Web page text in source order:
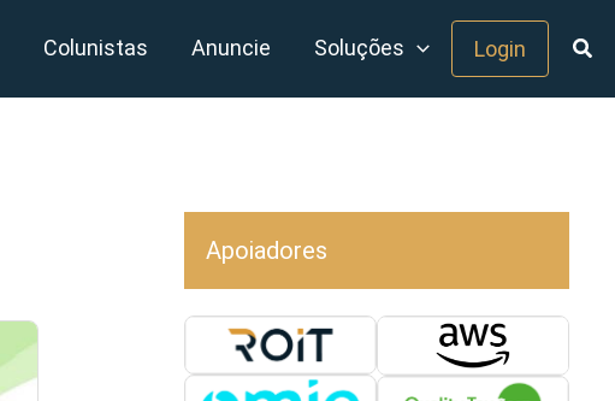
Colunistas Anuncie Soluções Login
Apoiadores